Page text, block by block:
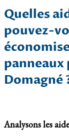
Quelles
pouvez-
Domagné
Analysons les